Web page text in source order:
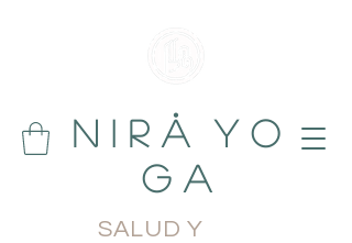
N i r å Y o
g a
SALUD Y